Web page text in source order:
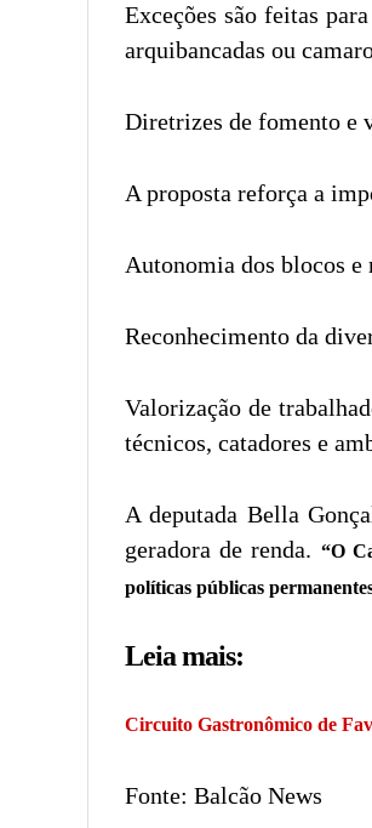
Exceções são feitas
arquibancadas ou
Diretrizes de fomento e
A proposta reforça a
Autonomia dos blocos e
Reconhecimento da
Valorização de
técnicos, catadores e
A deputada Bella
geradora de renda. “O
políticas públicas
Leia mais:
Circuito Gastronômico de
Fonte: Balcão News